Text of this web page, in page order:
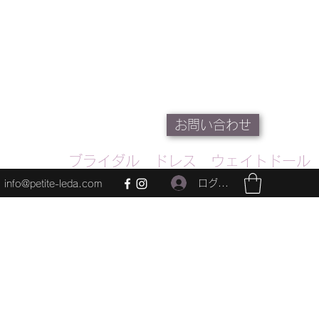
お問い合わせ
ブライダル ドレス ウェイトドール
info@petite-leda.com ログイン